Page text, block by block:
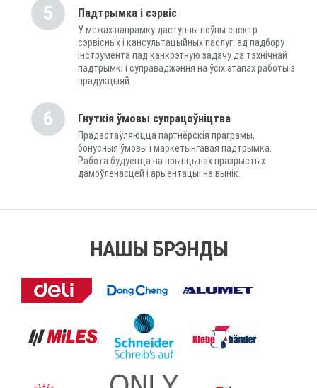
5 Падтрымка і сэрвіс
У межах напрамку даступны поўны спектр
сэрвісных і кансультацыйных паслуг: ад падбору
інструмента пад канкрэтную задачу да тэхнічнай
падтрымкі і суправаджэння на ўсіх этапах работы з
прадукцыяй.
6 Гнуткія ўмовы супрацоўніцтва
Прадастаўляюцца партнёрскія праграмы,
бонусныя ўмовы і маркетынгавая падтрымка.
Работа будуецца на прынцыпах празрыстых
дамоўленасцей і арыентацыі на вынік.
НАШЫ БРЭНДЫ